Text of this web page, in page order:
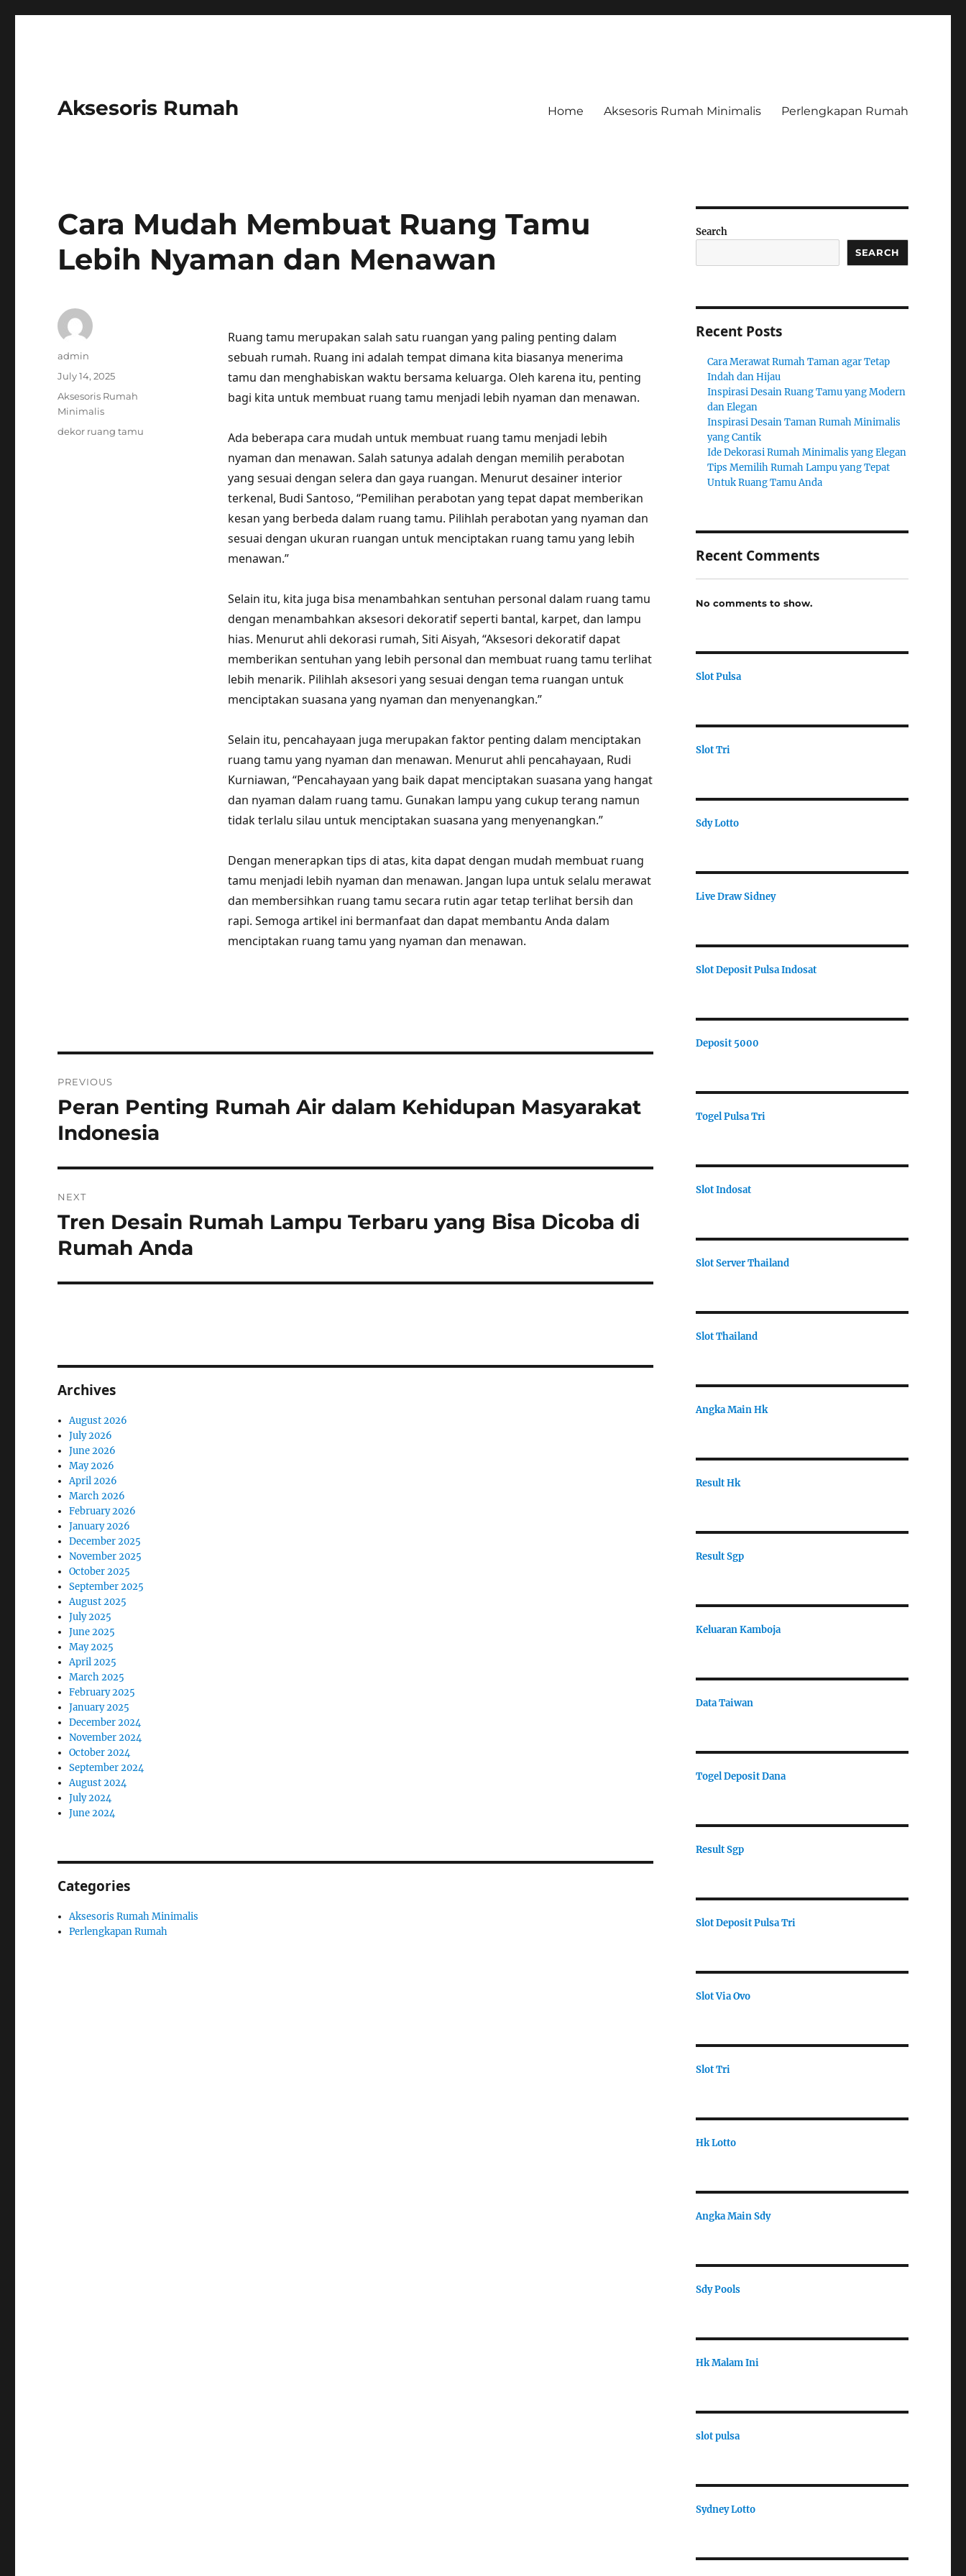
Aksesoris Rumah Home Aksesoris Rumah Minimalis Perlengkapan Rumah
Cara Mudah Membuat Ruang Tamu
Lebih Nyaman dan Menawan
Ruang tamu merupakan salah satu ruangan yang paling penting dalam
sebuah rumah. Ruang ini adalah tempat dimana kita biasanya menerima
tamu dan menghabiskan waktu bersama keluarga. Oleh karena itu, penting
bagi kita untuk membuat ruang tamu menjadi lebih nyaman dan menawan.
Ada beberapa cara mudah untuk membuat ruang tamu menjadi lebih
nyaman dan menawan. Salah satunya adalah dengan memilih perabotan
yang sesuai dengan selera dan gaya ruangan. Menurut desainer interior
terkenal, Budi Santoso, “Pemilihan perabotan yang tepat dapat memberikan
kesan yang berbeda dalam ruang tamu. Pilihlah perabotan yang nyaman dan
sesuai dengan ukuran ruangan untuk menciptakan ruang tamu yang lebih
menawan.”
Selain itu, kita juga bisa menambahkan sentuhan personal dalam ruang tamu
dengan menambahkan aksesori dekoratif seperti bantal, karpet, dan lampu
hias. Menurut ahli dekorasi rumah, Siti Aisyah, “Aksesori dekoratif dapat
memberikan sentuhan yang lebih personal dan membuat ruang tamu terlihat
lebih menarik. Pilihlah aksesori yang sesuai dengan tema ruangan untuk
menciptakan suasana yang nyaman dan menyenangkan.”
Selain itu, pencahayaan juga merupakan faktor penting dalam menciptakan
ruang tamu yang nyaman dan menawan. Menurut ahli pencahayaan, Rudi
Kurniawan, “Pencahayaan yang baik dapat menciptakan suasana yang hangat
dan nyaman dalam ruang tamu. Gunakan lampu yang cukup terang namun
tidak terlalu silau untuk menciptakan suasana yang menyenangkan.”
Dengan menerapkan tips di atas, kita dapat dengan mudah membuat ruang
tamu menjadi lebih nyaman dan menawan. Jangan lupa untuk selalu merawat
dan membersihkan ruang tamu secara rutin agar tetap terlihat bersih dan
rapi. Semoga artikel ini bermanfaat dan dapat membantu Anda dalam
menciptakan ruang tamu yang nyaman dan menawan.
Author
admin
Posted
on
July 14, 2025
Categories
Aksesoris Rumah
Minimalis
Tags
dekor ruang tamu
navigation
PREVIOUS
Previous
post:
Peran Penting Rumah Air dalam Kehidupan Masyarakat
Indonesia
NEXT
Next
post:
Tren Desain Rumah Lampu Terbaru yang Bisa Dicoba di
Rumah Anda
Archives
August 2026
July 2026
June 2026
May 2026
April 2026
March 2026
February 2026
January 2026
December 2025
November 2025
October 2025
September 2025
August 2025
July 2025
June 2025
May 2025
April 2025
March 2025
February 2025
January 2025
December 2024
November 2024
October 2024
September 2024
August 2024
July 2024
June 2024
Categories
Aksesoris Rumah Minimalis
Perlengkapan Rumah
Search
SEARCH
Recent Posts
Cara Merawat Rumah Taman agar Tetap
Indah dan Hijau
Inspirasi Desain Ruang Tamu yang Modern
dan Elegan
Inspirasi Desain Taman Rumah Minimalis
yang Cantik
Ide Dekorasi Rumah Minimalis yang Elegan
Tips Memilih Rumah Lampu yang Tepat
Untuk Ruang Tamu Anda
Recent Comments
No comments to show.
Slot Pulsa
Slot Tri
Sdy Lotto
Live Draw Sidney
Slot Deposit Pulsa Indosat
Deposit 5000
Togel Pulsa Tri
Slot Indosat
Slot Server Thailand
Slot Thailand
Angka Main Hk
Result Hk
Result Sgp
Keluaran Kamboja
Data Taiwan
Togel Deposit Dana
Result Sgp
Slot Deposit Pulsa Tri
Slot Via Ovo
Slot Tri
Hk Lotto
Angka Main Sdy
Sdy Pools
Hk Malam Ini
slot pulsa
Sydney Lotto